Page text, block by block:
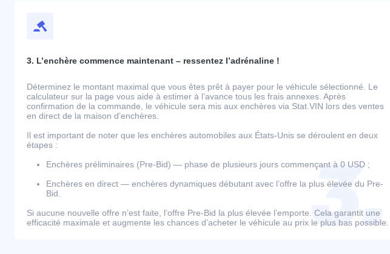
3. L’enchère commence maintenant – ressentez l’adrénaline !
Déterminez le montant maximal que vous êtes prêt à payer pour le véhicule sélectionné. Le
calculateur sur la page vous aide à estimer à l’avance tous les frais annexes. Après
confirmation de la commande, le véhicule sera mis aux enchères via Stat.VIN lors des ventes
en direct de la maison d’enchères.
Il est important de noter que les enchères automobiles aux États-Unis se déroulent en deux
étapes :
Enchères préliminaires (Pre-Bid) — phase de plusieurs jours commençant à 0 USD ;
Enchères en direct — enchères dynamiques débutant avec l’offre la plus élevée du Pre-
Bid.
Si aucune nouvelle offre n’est faite, l’offre Pre-Bid la plus élevée l’emporte. Cela garantit une
efficacité maximale et augmente les chances d’acheter le véhicule au prix le plus bas possible.